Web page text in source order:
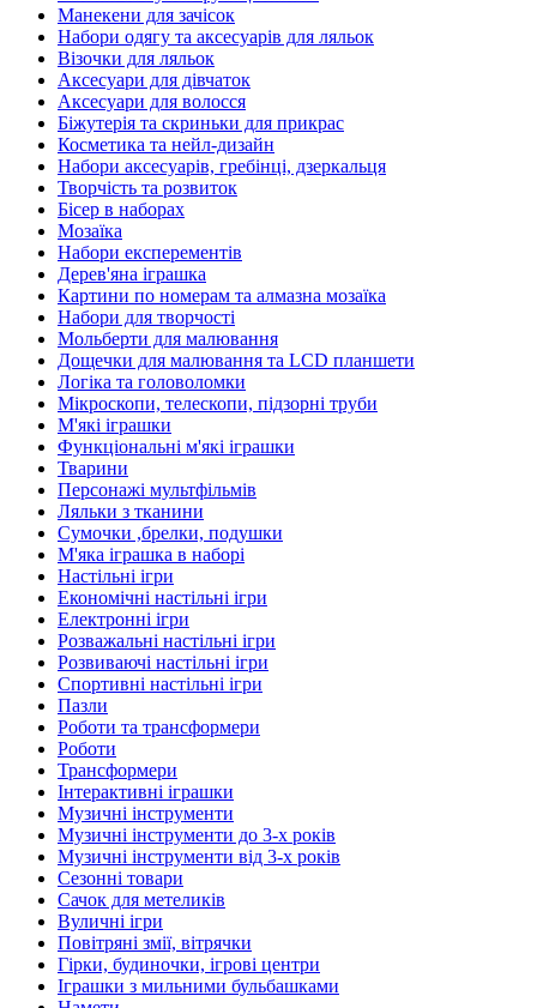
Манекени для зачісок
Набори одягу та аксесуарів для ляльок
Візочки для ляльок
Аксесуари для дівчаток
Аксесуари для волосся
Біжутерія та скриньки для прикрас
Косметика та нейл-дизайн
Набори аксесуарів, гребінці, дзеркальця
Творчість та розвиток
Бісер в наборах
Мозаїка
Набори експерементів
Дерев'яна іграшка
Картини по номерам та алмазна мозаїка
Набори для творчості
Мольберти для малювання
Дощечки для малювання та LCD планшети
Логіка та головоломки
Мікроскопи, телескопи, підзорні труби
М'які іграшки
Функціональні м'які іграшки
Тварини
Персонажі мультфільмів
Ляльки з тканини
Сумочки ,брелки, подушки
М'яка іграшка в наборі
Настільні ігри
Економічні настільні ігри
Електронні ігри
Розважальні настільні ігри
Розвиваючі настільні ігри
Спортивні настільні ігри
Пазли
Роботи та трансформери
Роботи
Трансформери
Інтерактивні іграшки
Музичні інструменти
Музичні інструменти до 3-х років
Музичні інструменти від 3-х років
Сезонні товари
Сачок для метеликів
Вуличні ігри
Повітряні змії, вітрячки
Гірки, будиночки, ігрові центри
Іграшки з мильними бульбашками